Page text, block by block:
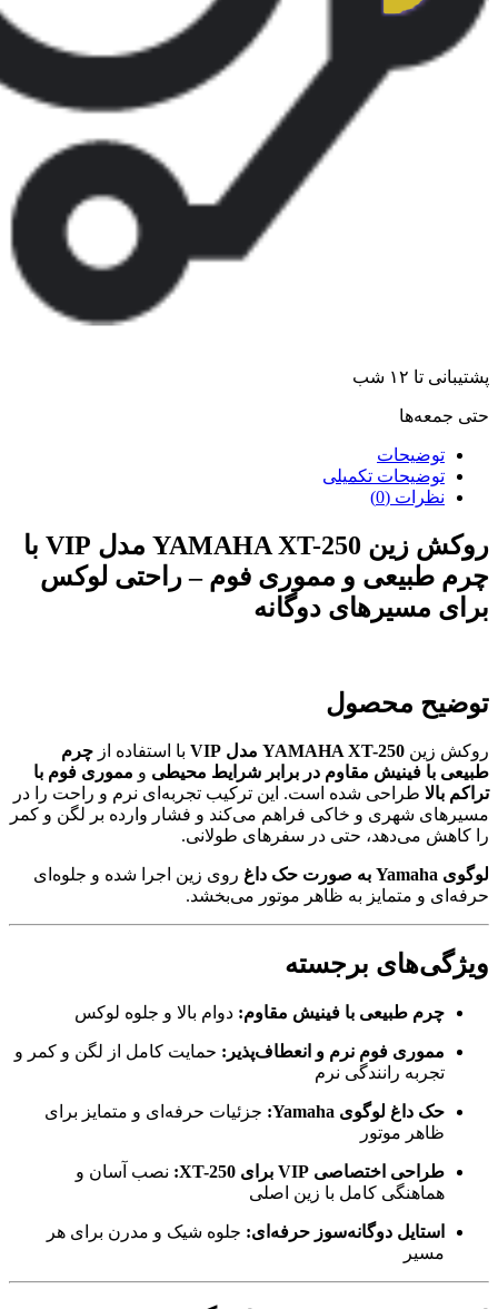
پشتیبانی تا ۱۲ شب
حتی جمعه‌ها
توضیحات
توضیحات تکمیلی
نظرات (0)
روکش زین YAMAHA XT-250 مدل VIP با
چرم طبیعی و مموری فوم – راحتی لوکس
برای مسیرهای دوگانه
توضیح محصول
روکش زین YAMAHA XT-250 مدل VIP با استفاده از چرم
طبیعی با فینیش مقاوم در برابر شرایط محیطی و مموری فوم با
تراکم بالا طراحی شده است. این ترکیب تجربه‌ای نرم و راحت را در
مسیرهای شهری و خاکی فراهم می‌کند و فشار وارده بر لگن و کمر
را کاهش می‌دهد، حتی در سفرهای طولانی.
لوگوی Yamaha به صورت حک داغ
روی زین اجرا شده و جلوه‌ای
حرفه‌ای و متمایز به ظاهر موتور می‌بخشد.
ویژگی‌های برجسته
چرم طبیعی با فینیش مقاوم: دوام بالا و جلوه لوکس
مموری فوم نرم و انعطاف‌پذیر: حمایت کامل از لگن و کمر و
تجربه رانندگی نرم
حک داغ لوگوی Yamaha:
جزئیات حرفه‌ای و متمایز برای
ظاهر موتور
طراحی اختصاصی VIP برای XT-250:
نصب آسان و
هماهنگی کامل با زین اصلی
استایل دوگانه‌سوز حرفه‌ای: جلوه شیک و مدرن برای هر
مسیر